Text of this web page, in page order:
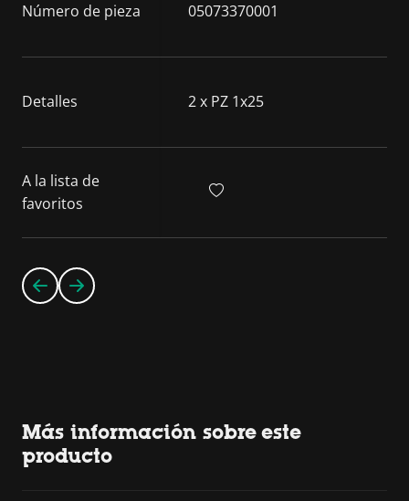
Número de pieza 05073370001
Detalles 2 x PZ 1x25
A la lista de
favoritos
Más información sobre este
producto